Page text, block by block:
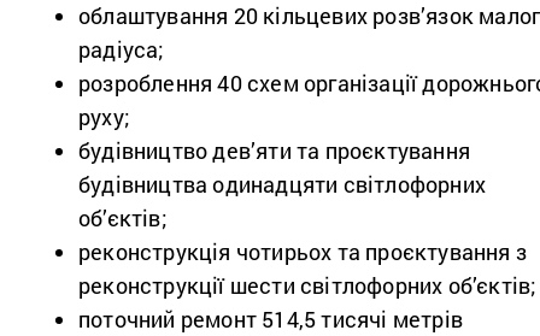
облаштування 20 кільцевих розв’язок
радіуса;
розроблення 40 схем організації
руху;
будівництво дев’яти та проєктування
будівництва одинадцяти світлофорних
об’єктів;
реконструкція чотирьох та проєктування з
реконструкції шести світлофорних об’єктів;
поточний ремонт 514,5 тисячі метрів